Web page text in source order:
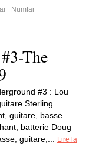
Numfar
The
#3 : Lou
Sterling
guitare, basse
batterie Doug
guitare,...
Lire la